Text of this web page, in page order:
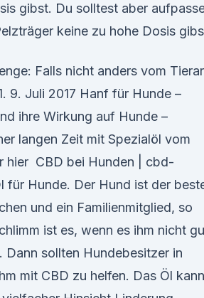
gibst. Du solltest aber
keine zu hohe Dosis
Falls nicht anders vom
9. Juli 2017 Hanf für Hunde –
ihre Wirkung auf Hunde –
langen Zeit mit Spezialöl vom
hier CBD bei Hunden | cbd-
für Hunde. Der Hund ist der
und ein Familienmitglied, so
ist es, wenn es ihm nicht
Dann sollten Hundebesitzer in
mit CBD zu helfen. Das Öl kann